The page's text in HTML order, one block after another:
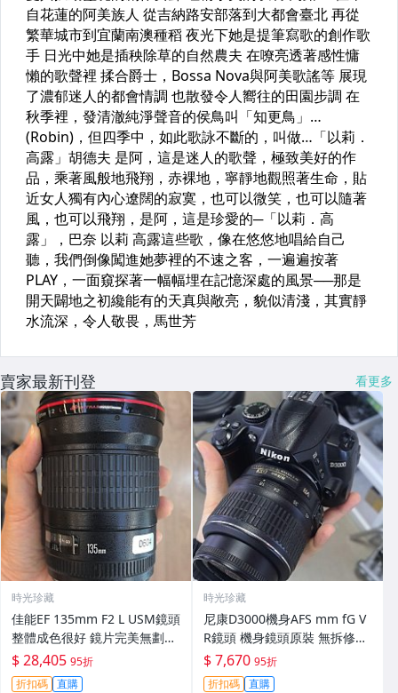
賣家最新刊登 看更多
時光珍藏
佳能EF 135mm F2 L USM鏡頭
整體成色很好 鏡片完美無劃痕
功能一切正常 無拆修無-3430
$ 28,405 95折
折扣碼 直購
時光珍藏
尼康D3000機身AFS mm fG V
R鏡頭 機身鏡頭原裝 無拆修無
翻新 有輕微使用痕跡 鏡頭-34
30
$ 7,670 95折
折扣碼 直購